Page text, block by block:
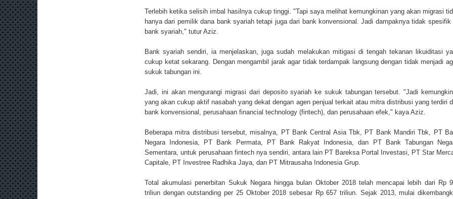
Terlebih ketika selisih imbal hasilnya cukup tinggi. "Tapi saya melihat kemungkinan yang akan migrasi
hanya dari pemilik dana bank syariah tetapi juga dari bank konvensional. Jadi dampaknya tidak spesifik
bank syariah," tutur Aziz.
Bank syariah sendiri, ia menjelaskan, juga sudah melakukan mitigasi di tengah tekanan likuiditasi
cukup ketat sekarang. Dengan mengambil jarak agar tidak terdampak langsung dengan tidak menjadi
sukuk tabungan ini.
Jadi, ini akan mengurangi migrasi dari deposito syariah ke sukuk tabungan tersebut. "Jadi
yang akan cukup aktif nasabah yang dekat dengan agen penjual terkait atau mitra distribusi yang terdiri
bank konvensional, perusahaan financial technology (fintech), dan perusahaan efek," kaya Aziz.
Beberapa mitra distribusi tersebut, misalnya, PT Bank Central Asia Tbk, PT Bank Mandiri Tbk, PT
Negara Indonesia, PT Bank Permata, PT Bank Rakyat Indonesia, dan PT Bank Tabungan
Sementara, untuk perusahaan fintech nya sendiri, antara lain PT Bareksa Portal Investasi, PT Star
Capitale, PT Investree Radhika Jaya, dan PT Mitrausaha Indonesia Grup.
Total akumulasi penerbitan Sukuk Negara hingga bulan Oktober 2018 telah mencapai lebih dari Rp
triliun dengan outstanding per 25 Oktober 2018 sebesar Rp 657 triliun. Sejak 2013, mulai